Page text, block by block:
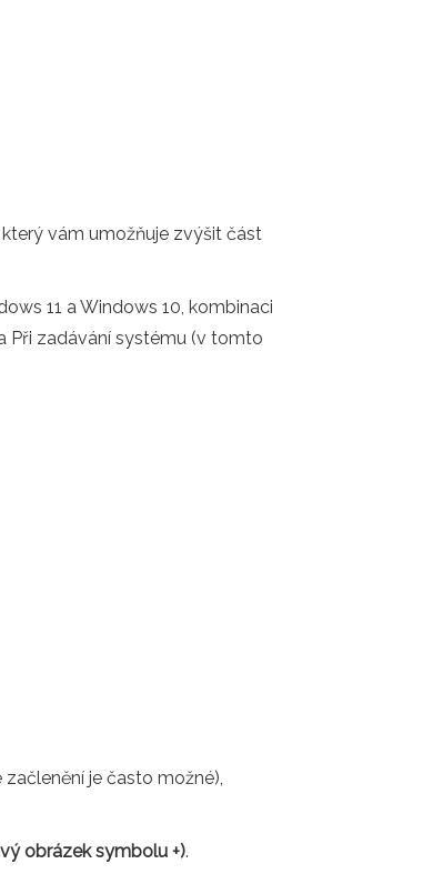
vám umožňuje zvýšit část
11 a Windows 10, kombinaci
Při zadávání systému (v tomto
je často možné),
obrázek symbolu +).